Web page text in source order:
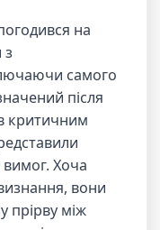
на
з
самого
після
критичним
вимог. Хоча
вони
прірву між